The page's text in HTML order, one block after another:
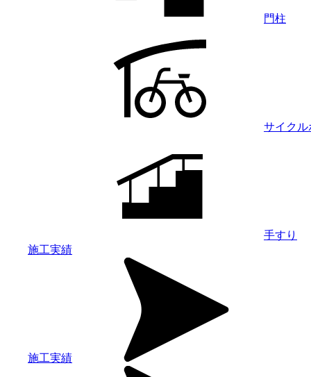
門柱
サイクル
手すり
施工実績
施工実績